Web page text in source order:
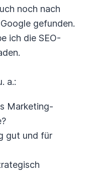
noch nach
gefunden.
ich die SEO-
a.:
Marketing-
gut und für